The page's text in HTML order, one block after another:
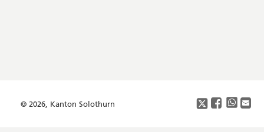
© 2026, Kanton Solothurn